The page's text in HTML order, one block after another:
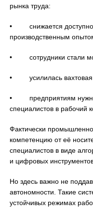
рынка труда:
• снижается
производственным
• сотрудники стали
• усилилась вахтовая
• предприятиям нужно
специалистов в рабочий
Фактически
компетенцию от её
специалистов в виде
и цифровых
Но здесь важно не
автономности. Такие
устойчивых режимах